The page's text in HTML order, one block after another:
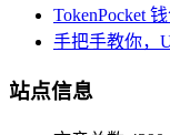
TokenPocket
手把手教你，
站点信息